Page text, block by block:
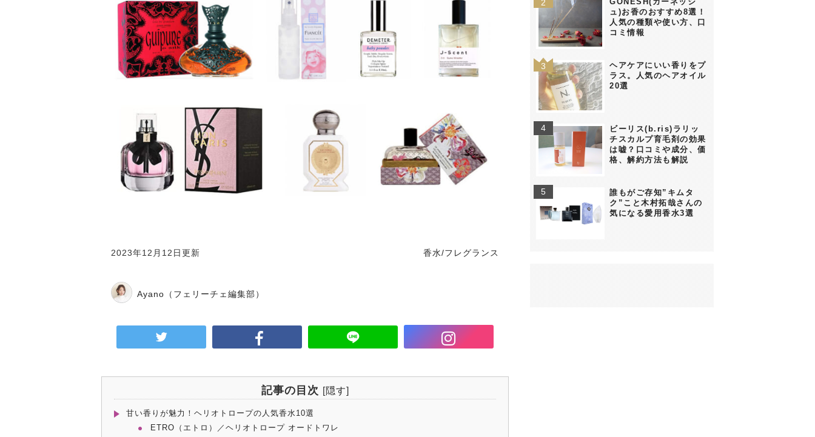
2023年12月12日更新 香水/フレグランス
Ayano （フェリーチェ編集部）
記事の目次 [隠す]
甘い香りが魅力！ヘリオトロープの人気香水10選
ETRO（エトロ）／ヘリオトロープ オードトワレ
ュ)お香のおすすめ8選！
人気の種類や使い方、口
コミ情報
ヘアケアにいい香りをプ
ラス。人気のヘアオイル
20選
ビーリス(b.ris)ラリッ
チスカルプ育毛剤の効果
は嘘？口コミや成分、価
格、解約方法も解説
誰もがご存知”キムタ
ク”こと木村拓哉さんの
気になる愛用香水3選